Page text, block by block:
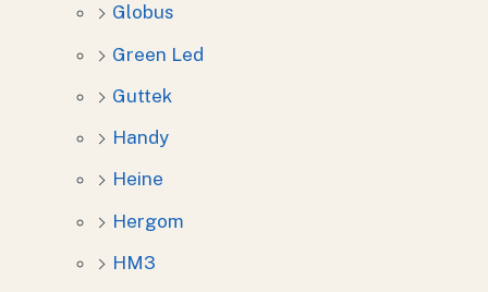
Globus
Green Led
Guttek
Handy
Heine
Hergom
HM3